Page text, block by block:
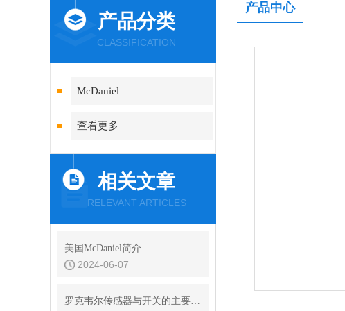
产品分类
CLASSIFICATION
McDaniel
查看更多
相关文章
RELEVANT ARTICLES
美国McDaniel简介
2024-06-07
罗克韦尔传感器与开关的主要型号有哪些
产品中心